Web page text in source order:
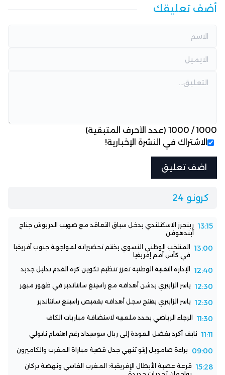
أضف تعليقك
1000
/
1000 (عدد الأحرف المتبقية)
الاشتراك في النشرة الإخبارية!
كرونو 24
13:15 رينجرز الاسكتلندي يدخل سباق التعاقد مع صهيب الدريوش جناح
آيندهوفن
13:00
المنتخب الوطني النسوي يختتم تحضيراته لمواجهة جنوب أفريقيا
في كأس أمم إفريقيا
12:40 الإدارة التقنية الوطنية تعزز تنظيم تكوين كرة القدم بدليل جديد
12:30 ياسر الزابيري يدشن أهدافه مع راسينغ سانتاندير في ظهور مبهر
12:30 ياسر الزابيري يفتتح سجل أهدافه بقميص راسينغ سانتاندير
11:30 الرجاء الرياضي يحدد ملعبيه لاستضافة مباريات الكاف
11:11 نايف أكرد يفضل العودة إلى ريال سوسيداد رغم اهتمام نابولي
09:00 براءة صامويل إيتو تنهي جدل قضية مباراة المغرب والكاميرون
15:28 قرعة عصبة الأبطال الإفريقية: المغرب الفاسي ونهضة بركان